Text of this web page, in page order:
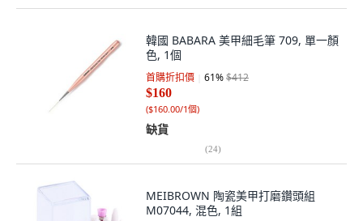
韓國 BABARA 美甲細毛筆 709, 單一顏
色, 1個
首購折扣價 61%$412
$160
($160.00/1個)
缺貨
(24)
MEIBROWN 陶瓷美甲打磨鑽頭組
M07044, 混色, 1組